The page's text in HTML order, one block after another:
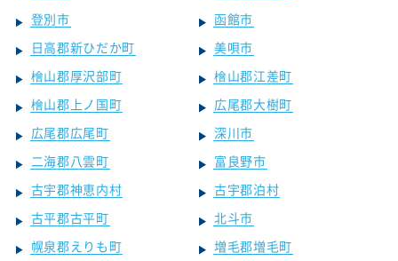
登別市
函館市
日高郡新ひだか町
美唄市
檜山郡厚沢部町
檜山郡江差町
檜山郡上ノ国町
広尾郡大樹町
広尾郡広尾町
深川市
二海郡八雲町
富良野市
古宇郡神恵内村
古宇郡泊村
古平郡古平町
北斗市
幌泉郡えりも町
増毛郡増毛町